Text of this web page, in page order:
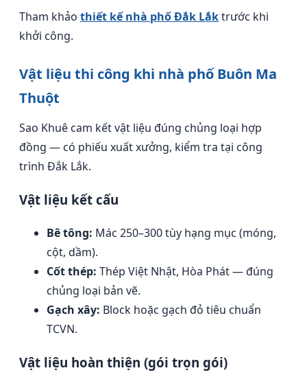
Tham khảo thiết kế nhà phố Đắk Lắktrước khi
khởi công.
Vật liệu thi công khi nhà phố Buôn Ma
Thuột
Sao Khuê cam kết vật liệu đúng chủng loại hợp
đồng — có phiếu xuất xưởng, kiểm tra tại công
trình Đắk Lắk.
Vật liệu kết cấu
Bê tông: Mác 250–300 tùy hạng mục (móng,
cột, dầm).
Cốt thép: Thép Việt Nhật, Hòa Phát — đúng
chủng loại bản vẽ.
Gạch xây: Block hoặc gạch đỏ tiêu chuẩn
TCVN.
Vật liệu hoàn thiện (gói trọn gói)